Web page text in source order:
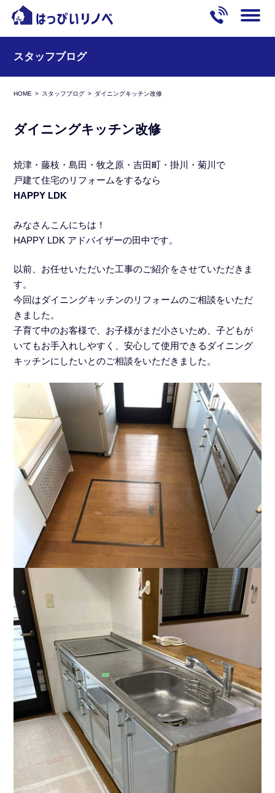
スタッフブログ
HOME スタッフブログ ダイニングキッチン改修
ダイニングキッチン改修
焼津・藤枝・島田・牧之原・吉田町・掛川・菊川で
戸建て住宅のリフォームをするなら
HAPPY LDK
みなさんこんにちは！
HAPPY LDK アドバイザーの田中です。
以前、お任せいただいた工事のご紹介をさせていただきま
す。
今回はダイニングキッチンのリフォームのご相談をいただ
きました。
子育て中のお客様で、お子様がまだ小さいため、子どもが
いてもお手入れしやすく、安心して使用できるダイニング
キッチンにしたいとのご相談をいただきました。